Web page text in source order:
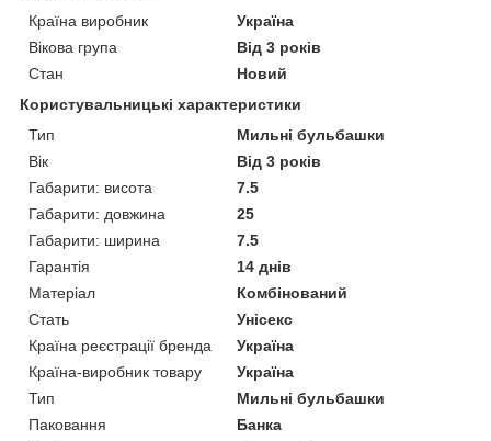
Країна виробник
Україна
Вікова група
Від 3 років
Стан
Новий
Користувальницькі характеристики
Тип
Мильні бульбашки
Вік
Від 3 років
Габарити: висота
7.5
Габарити: довжина
25
Габарити: ширина
7.5
Гарантія
14 днів
Матеріал
Комбінований
Стать
Унісекс
Країна реєстрації бренда
Україна
Країна-виробник товару
Україна
Тип
Мильні бульбашки
Паковання
Банка